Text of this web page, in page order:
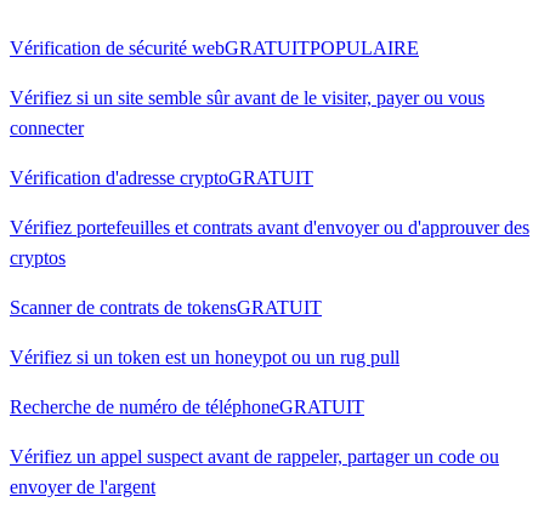
Vérification de sécurité webGRATUITPOPULAIRE
Vérifiez si un site semble sûr avant de le visiter, payer ou vous
connecter
Vérification d'adresse cryptoGRATUIT
Vérifiez portefeuilles et contrats avant d'envoyer ou d'approuver des
cryptos
Scanner de contrats de tokensGRATUIT
Vérifiez si un token est un honeypot ou un rug pull
Recherche de numéro de téléphoneGRATUIT
Vérifiez un appel suspect avant de rappeler, partager un code ou
envoyer de l'argent